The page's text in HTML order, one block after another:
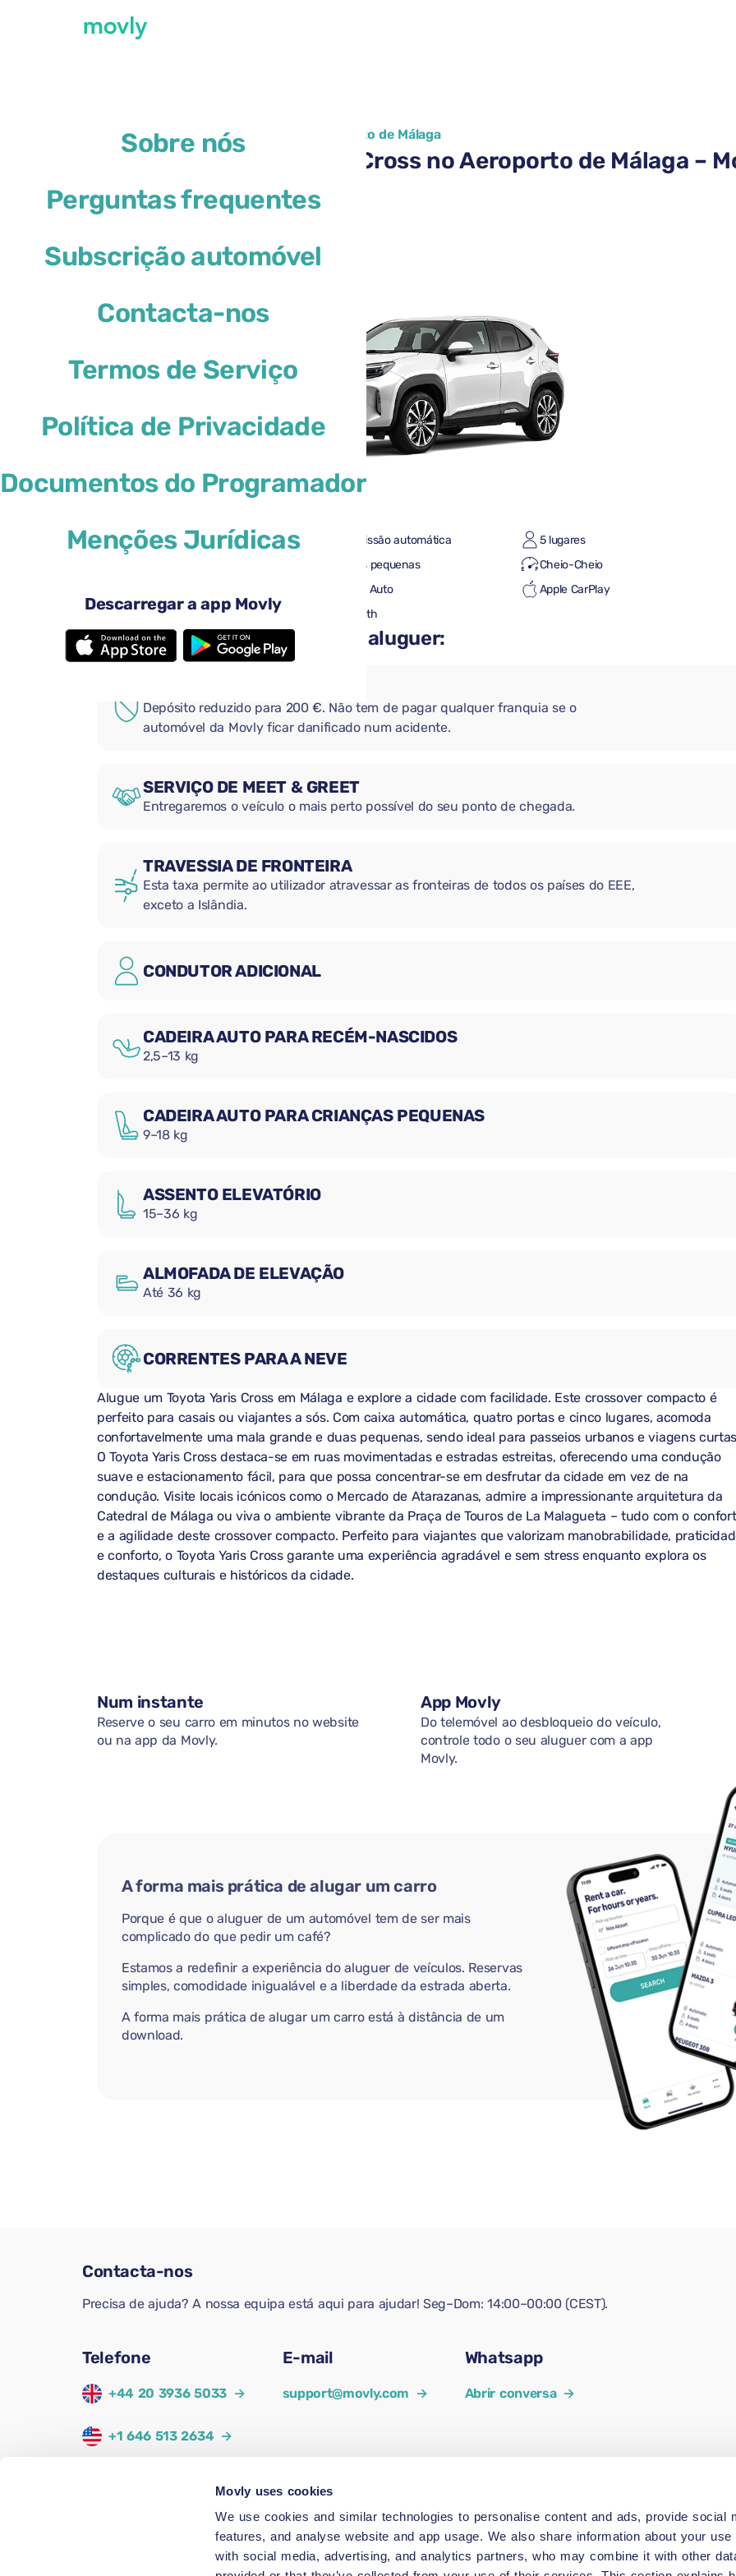
Movly uses cookies
We use cookies and similar technologies to personalise content and ads, provide social
features, and analyse website and app usage. We also share information about your
with social media, advertising, and analytics partners, who may combine it with other
Sobre nós
Perguntas frequentes
Subscrição automóvel
Contacta-nos
Termos de Serviço
Política de Privacidade
Documentos do Programador
Menções Jurídicas
Descarregar a app Movly
Todos os carros disponíveis no Aeroporto de Málaga
Aluguer de Toyota Yaris Cross no Aeroporto de Málaga –
ou similar
4 portas Transmissão automática
5 lugares
2 malas pequenas
Cheio-Cheio
Android Auto
Apple CarPlay
Câmera de visão traseira
Bluetooth
Adicione extras úteis ao seu aluguer:
Depósito reduzido para 200 €. Não tem de pagar qualquer franquia se o
automóvel da Movly ficar danificado num acidente.
SERVIÇO DE MEET & GREET
Entregaremos o veículo o mais perto possível do seu ponto de chegada.
TRAVESSIA DE FRONTEIRA
Esta taxa permite ao utilizador atravessar as fronteiras de todos os países do EEE,
exceto a Islândia.
CONDUTOR ADICIONAL
CADEIRA AUTO PARA RECÉM-NASCIDOS
2,5–13 kg
CADEIRA AUTO PARA CRIANÇAS PEQUENAS
9–18 kg
ASSENTO ELEVATÓRIO
15–36 kg
ALMOFADA DE ELEVAÇÃO
Até 36 kg
CORRENTES PARA A NEVE
Alugue um Toyota Yaris Cross em Málaga e explore a cidade com facilidade. Este crossover compacto é
perfeito para casais ou viajantes a sós. Com caixa automática, quatro portas e cinco lugares, acomoda
confortavelmente uma mala grande e duas pequenas, sendo ideal para passeios urbanos e viagens
O Toyota Yaris Cross destaca-se em ruas movimentadas e estradas estreitas, oferecendo uma condução
suave e estacionamento fácil, para que possa concentrar-se em desfrutar da cidade em vez de na
condução. Visite locais icónicos como o Mercado de Atarazanas, admire a impressionante arquitetura da
Catedral de Málaga ou viva o ambiente vibrante da Praça de Touros de La Malagueta – tudo com o
e a agilidade deste crossover compacto. Perfeito para viajantes que valorizam manobrabilidade,
e conforto, o Toyota Yaris Cross garante uma experiência agradável e sem stress enquanto explora os
destaques culturais e históricos da cidade.
Num instante
Reserve o seu carro em minutos no website
ou na app da Movly.
App Movly
Do telemóvel ao desbloqueio do veículo,
controle todo o seu aluguer com a app
Movly.
A forma mais prática de alugar um carro
Porque é que o aluguer de um automóvel tem de ser mais
complicado do que pedir um café?
Estamos a redefinir a experiência do aluguer de veículos. Reservas
simples, comodidade inigualável e a liberdade da estrada aberta.
A forma mais prática de alugar um carro está à distância de um
download.
Contacta-nos
Precisa de ajuda? A nossa equipa está aqui para ajudar! Seg–Dom: 14:00–00:00 (CEST).
Telefone
+44 20 3936 5033 →
+1 646 513 2634 →
+33 1 87 52 72 57 →
+49 89 12080433 →
E-mail
support@movly.com →
Whatsapp
Abrir conversa →